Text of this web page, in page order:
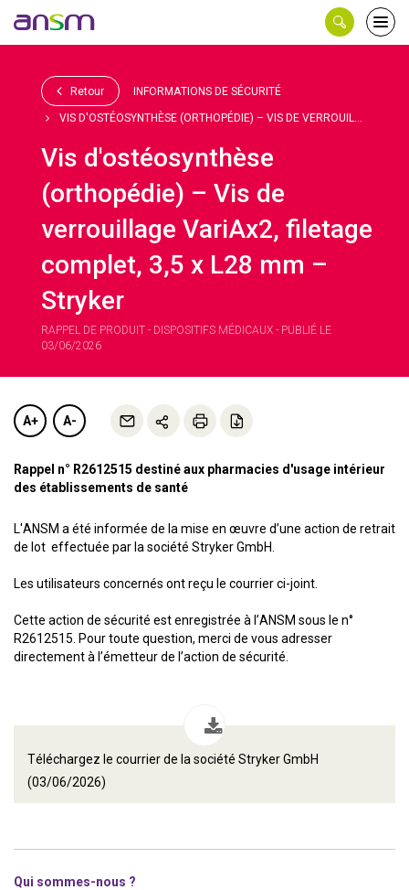
le
Retour INFORMATIONS DE SÉCURITÉ
VIS D'OSTÉOSYNTHÈSE (ORTHOPÉDIE) – VIS DE VERROUIL...
Vis d'ostéosynthèse
(orthopédie) – Vis de
verrouillage VariAx2, filetage
complet, 3,5 x L28 mm –
Stryker
RAPPEL DE PRODUIT - DISPOSITIFS MÉDICAUX - PUBLIÉ LE
03/06/2026
A+ A-
Rappel n° R2612515 destiné aux pharmacies d'usage intérieur
des établissements de santé
L'ANSM a été informée de la mise en œuvre d’une action de retrait
de lot effectuée par la société Stryker GmbH.
Les utilisateurs concernés ont reçu le courrier ci-joint.
Cette action de sécurité est enregistrée à l’ANSM sous le n°
R2612515. Pour toute question, merci de vous adresser
directement à l’émetteur de l’action de sécurité.
Téléchargez le courrier de la société Stryker GmbH
(03/06/2026)
Qui sommes-nous ?